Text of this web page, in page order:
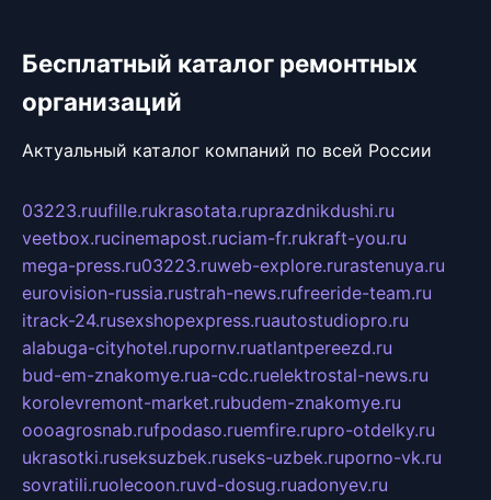
Бесплатный каталог ремонтных
организаций
Актуальный каталог компаний по всей России
03223.ruufille.rukrasotata.ruprazdnikdushi.ru
veetbox.rucinemapost.ruciam-fr.rukraft-you.ru
mega-press.ru03223.ruweb-explore.rurastenuya.ru
eurovision-russia.rustrah-news.rufreeride-team.ru
itrack-24.rusexshopexpress.ruautostudiopro.ru
alabuga-cityhotel.rupornv.ruatlantpereezd.ru
bud-em-znakomye.rua-cdc.ruelektrostal-news.ru
korolevremont-market.rubudem-znakomye.ru
oooagrosnab.rufpodaso.ruemfire.rupro-otdelky.ru
ukrasotki.ruseksuzbek.ruseks-uzbek.ruporno-vk.ru
sovratili.ruolecoon.ruvd-dosug.ruadonyev.ru